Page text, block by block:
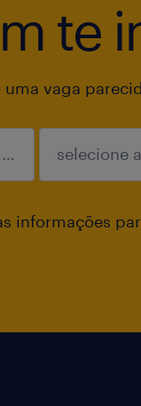
te
vaga
informações